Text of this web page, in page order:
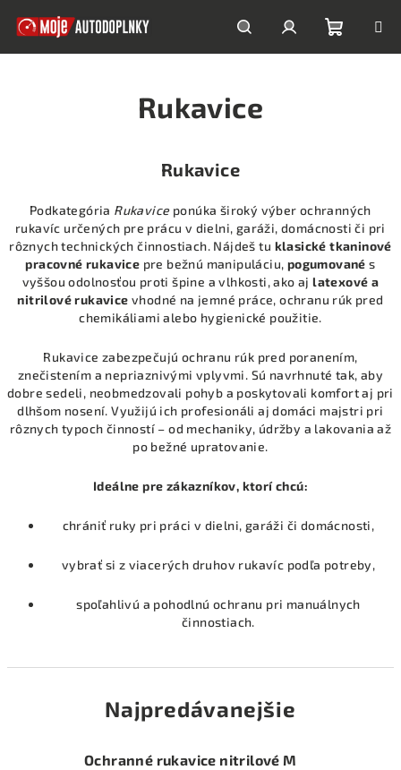
HľadaťPrihlásenie
Rukavice
Rukavice
Podkategória Rukaviceponúka široký výber ochranných
rukavíc určených pre prácu v dielni, garáži, domácnosti či pri
rôznych technických činnostiach. Nájdeš tu klasické tkaninové
pracovné rukavice pre bežnú manipuláciu, pogumované s
vyššou odolnosťou proti špine a vlhkosti, ako ajlatexové a
nitrilové rukavice vhodné na jemné práce, ochranu rúk pred
chemikáliami alebo hygienické použitie.
Rukavice zabezpečujú ochranu rúk pred poranením,
znečistením a nepriaznivými vplyvmi. Sú navrhnuté tak, aby
dobre sedeli, neobmedzovali pohyb a poskytovali komfort aj pri
dlhšom nosení. Využijú ich profesionáli aj domáci majstri pri
rôznych typoch činností – od mechaniky, údržby a lakovania až
po bežné upratovanie.
Ideálne pre zákazníkov, ktorí chcú:
chrániť ruky pri práci v dielni, garáži či domácnosti,
vybrať si z viacerých druhov rukavíc podľa potreby,
spoľahlivú a pohodlnú ochranu pri manuálnych
činnostiach.
Najpredávanejšie
Ochranné rukavice nitrilové M